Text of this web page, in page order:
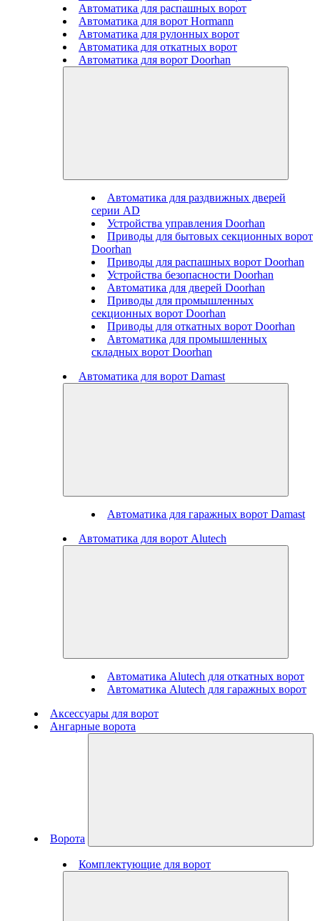
Автоматика для распашных ворот
Автоматика для ворот Hormann
Автоматика для рулонных ворот
Автоматика для откатных ворот
Автоматика для ворот Doorhan
Автоматика для раздвижных дверей
серии AD
Устройства управления Doorhan
Приводы для бытовых секционных ворот
Doorhan
Приводы для распашных ворот Doorhan
Устройства безопасности Doorhan
Автоматика для дверей Doorhan
Приводы для промышленных
секционных ворот Doorhan
Приводы для откатных ворот Doorhan
Автоматика для промышленных
складных ворот Doorhan
Автоматика для ворот Damast
Автоматика для гаражных ворот Damast
Автоматика для ворот Alutech
Автоматика Alutech для откатных ворот
Автоматика Alutech для гаражных ворот
Аксессуары для ворот
Ангарные ворота
Ворота
Комплектующие для ворот